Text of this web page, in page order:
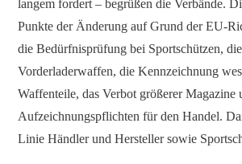
langem fordert – begrüßen die Verbände.
Punkte der Änderung auf Grund der EU-
die Bedürfnisprüfung bei Sportschützen,
Vorderladerwaffen, die Kennzeichnung
Waffenteile, das Verbot größerer Magazine
Aufzeichnungspflichten für den Handel.
Linie Händler und Hersteller sowie